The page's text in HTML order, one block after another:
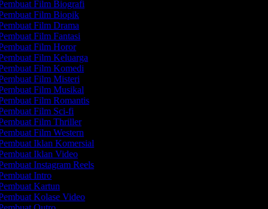
Film Biografi
Film Biopik
Film Drama
Film Fantasi
Film Horor
Film Keluarga
Film Komedi
Film Misteri
Film Musikal
Film Romantis
Film Sci-fi
Film Thriller
Film Western
Iklan Komersial
Iklan Video
Instagram Reels
Intro
Kartun
Kolase Video